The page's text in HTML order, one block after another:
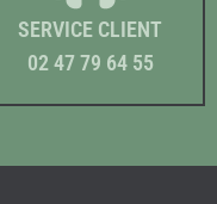
SERVICE CLIENT
02 47 79 64 55